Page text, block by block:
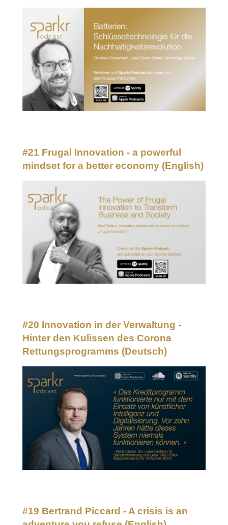
#21 Frugal Innovation - a powerful
mindset for a better economy (English)
#20 Innovation in der Verwaltung -
Hinter den Kulissen des Corona
Rettungsprogramms (Deutsch)
#19 Bertrand Piccard - A crisis is an